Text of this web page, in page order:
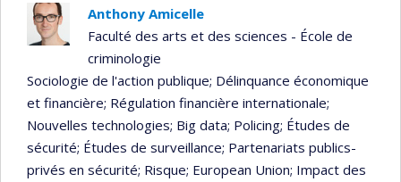
Anthony Amicelle
Faculté des arts et des sciences - École de
criminologie
Sociologie de l'action publique; Délinquance économique
et financière; Régulation financière internationale;
Nouvelles technologies; Big data; Policing; Études de
sécurité; Études de surveillance; Partenariats publics-
privés en sécurité; Risque; European Union; Impact des